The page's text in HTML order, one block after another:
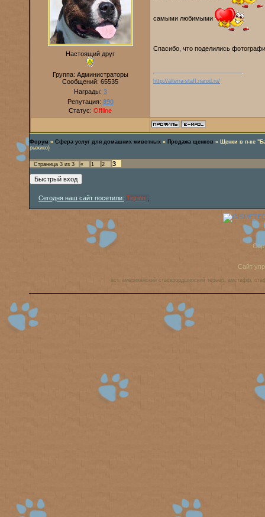
Настоящий друг
Группа: Администраторы
Сообщений: 65535
Награды: 3
Репутация: 890
Статус: Offline
самыми любимыми
Спасибо, что поделились
http://alterra-staff.narod.ru/
Форум » Сфера услуг для домашних животных » Продажа щенков » Щенки в п-ке
рыжико)
Страница 3 из 3 « 1 2 3
Сегодня наш сайт посетили: Tigrino
Сайт
аст, американский стаффордширский терьер, амстафф,